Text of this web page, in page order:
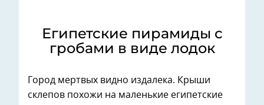
Египетские пирамиды с
гробами в виде лодок
Город мертвых видно издалека. Крыши
склепов похожи на маленькие египетские